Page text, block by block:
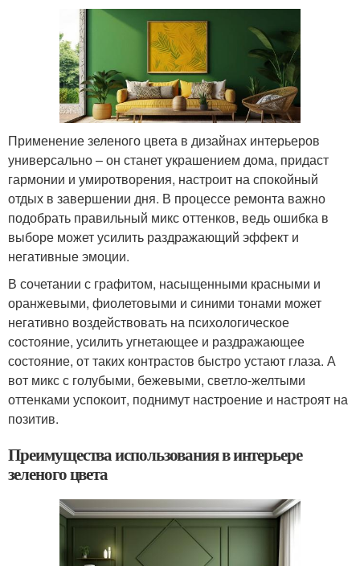
Применение зеленого цвета в дизайнах интерьеров
универсально – он станет украшением дома, придаст
гармонии и умиротворения, настроит на спокойный
отдых в завершении дня. В процессе ремонта важно
подобрать правильный микс оттенков, ведь ошибка в
выборе может усилить раздражающий эффект и
негативные эмоции.
В сочетании с графитом, насыщенными красными и
оранжевыми, фиолетовыми и синими тонами может
негативно воздействовать на психологическое
состояние, усилить угнетающее и раздражающее
состояние, от таких контрастов быстро устают глаза. А
вот микс с голубыми, бежевыми, светло-желтыми
оттенками успокоит, поднимут настроение и настроят на
позитив.
Преимущества использования в интерьере
зеленого цвета